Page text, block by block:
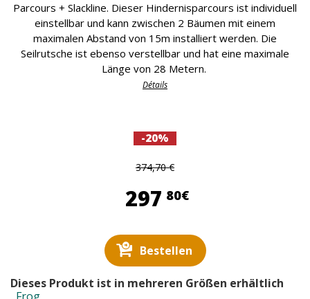
Parcours + Slackline. Dieser Hindernisparcours ist individuell
einstellbar und kann zwischen 2 Bäumen mit einem
maximalen Abstand von 15m installiert werden. Die
Seilrutsche ist ebenso verstellbar und hat eine maximale
Länge von 28 Metern.
Détails
-20%
374,70 €
297 80€297,80 €
Bestellen
Dieses Produkt ist in mehreren Größen erhältlich